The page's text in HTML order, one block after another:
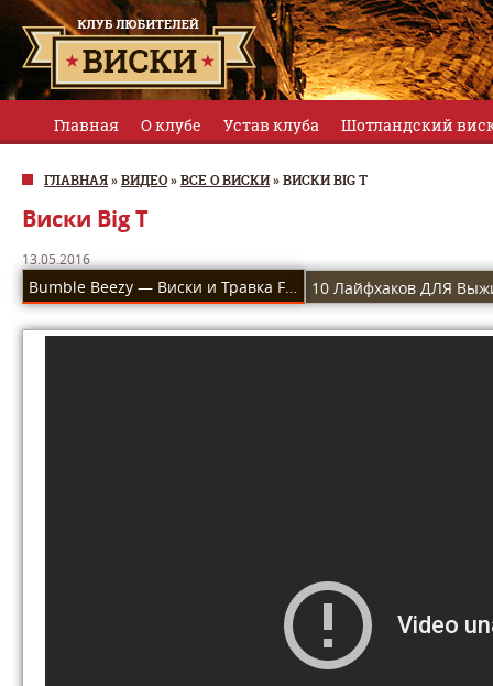
Главная О клубе Устав клуба Шотландский
ГЛАВНАЯ»ВИДЕО»ВСЕ О ВИСКИ»ВИСКИ BIG T
Виски Big T
13.05.2016
Bumble Beezy — Виски и Травка Feat. Алиш [Prod. 10 Лайфхаков ДЛЯ